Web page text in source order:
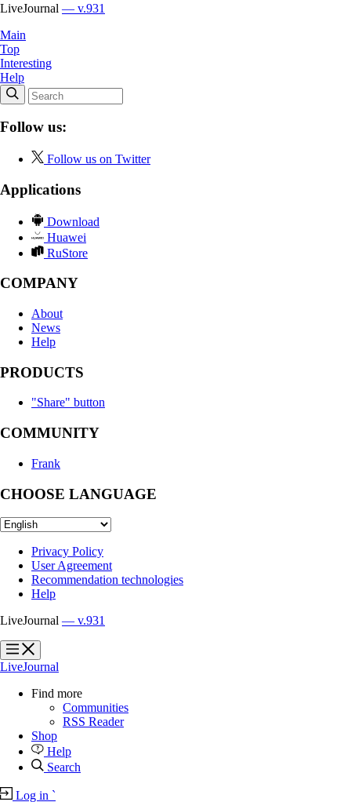
LiveJournal — v.931
Main
Top
Interesting
Help
Follow us:
Follow us on Twitter
Applications
Download
Huawei
RuStore
COMPANY
About
News
Help
PRODUCTS
"Share" button
COMMUNITY
Frank
CHOOSE LANGUAGE
Privacy Policy
User Agreement
Recommendation technologies
Help
LiveJournal — v.931
?
?
LiveJournal
Find more
Communities
RSS Reader
Shop
Help
Search
Log in `